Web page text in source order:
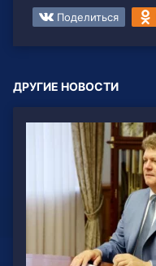
Поделиться
ДРУГИЕ НОВОСТИ